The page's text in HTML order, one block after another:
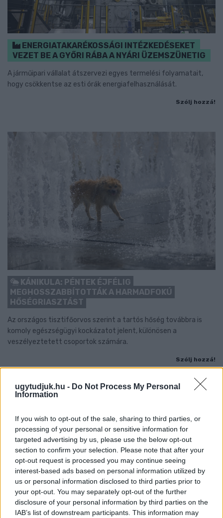
ugytudjuk.hu - Do Not Process My Personal
Information
If you wish to opt-out of the sale, sharing to third parties, or
processing of your personal or sensitive information for
targeted advertising by us, please use the below opt-out
section to confirm your selection. Please note that after your
opt-out request is processed you may continue seeing
interest-based ads based on personal information utilized by
us or personal information disclosed to third parties prior to
your opt-out. You may separately opt-out of the further
disclosure of your personal information by third parties on the
IAB’s list of downstream participants. This information may
ENERGIATAKARÉKOSSÁGI INTÉZKEDÉSEKET
VEZET BE A GYŐRI RÁBA A NYÁRI ÜZEMSZÜNETIG
A járműipari vállalat átszervezi egyes termelési folyamatait,
hogy csökkentse az esti órák energiafelhasználását.
Szólj hozzá!
KÁNIKULA: PÉNTEK ÉJFÉLIG
MEGHOSSZABBÍTOTTÁK A HARMADFOKÚ
HŐSÉGRIASZTÁST
Az országos tisztifőorvos szerint a tartós hőség továbbra is
komoly egészségügyi kockázatot jelent, különösen a
veszélyeztetett csoportok számára.
Szólj hozzá!